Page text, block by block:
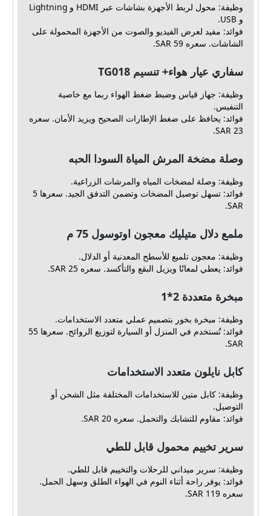
وظيفة: محول لربط الأجهزة بشاشات عبر HDMI و Lightning
و USB.
فوائد: مفيد لعرض الفيديو والصوت من الأجهزة المحمولة على
الشاشات. سعره 59 SAR.
سفاري عيار هواء+ تنسيم TG018
وظيفة: جهاز قياس وضبط ضغط الهواء ربما مع خاصية
التنفيس.
فوائد: يحافظ على ضغط الإطارات الصحيح ويزيد الأمان. سعره
23 SAR.
وصلة مضخة المرش المياة السودا الحبه
وظيفة: وصلة لمضخات المياه والمرشات الزراعية.
فوائد: تسهل توصيل المضخات وتضمن التدفق الجيد. سعرها 5
SAR.
ملمع دلال متيليك معجون اوتوسول 75 م
وظيفة: معجون تلميع للأسطح المعدنية أو الدلال.
فوائد: يعطي لمعانًا ويزيل البقع والتأكسد. سعره 25 SAR.
مبخرة متعددة 2*1
وظيفة: مبخرة بخور بتصميم عملي متعدد الاستخدامات.
فوائد: تُستخدم في المنزل أو السيارة لتوزيع الروائح. سعرها 55
SAR.
كابل نايلون متعدد الاستخدامات
وظيفة: كابل متين للاستخدامات المختلفة مثل الشحن أو
التوصيل.
فوائد: مقاوم للتشابك والتحمل. سعره 20 SAR.
سرير تخييم محمول قابل للطي
وظيفة: سرير ميداني للرحلات والتخييم قابل للطي.
فوائد: يوفر راحة أثناء النوم في الهواء الطلق وسهل الحمل.
سعره 119 SAR.